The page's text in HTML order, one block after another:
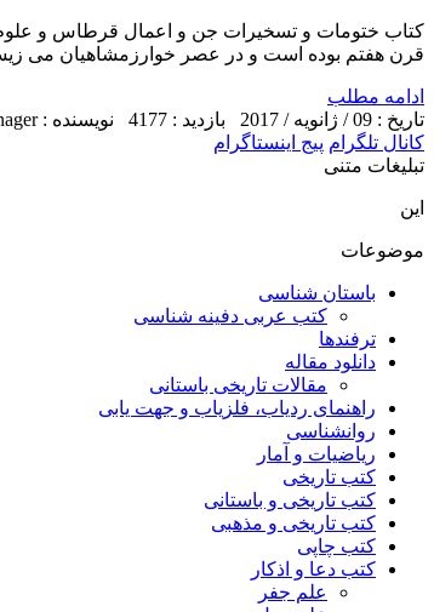
کتاب ختومات و تسخیرات جن و اعمال قرطاس و علوم
قرن هفتم بوده است و در عصر خوارزمشاهیان می
ادامه مطلب
تاریخ : 09 / ژانویه / 2017
بازدید : 4177
نویسنده : Manager
کانال تلگرام پیج اینستاگرام
تبلیغات متنی
این
موضوعات
باستان شناسی
کتب عربی دفینه شناسی
ترفندها
دانلود مقاله
مقالات تاریخی باستانی
راهنمای ردیاب، فلزیاب و جهت یابی
روانشناسی
ریاضیات و آمار
کتب تاریخی
کتب تاریخی و باستانی
کتب تاریخی و مذهبی
کتب چاپی
کتب دعا و اذکار
علم جفر